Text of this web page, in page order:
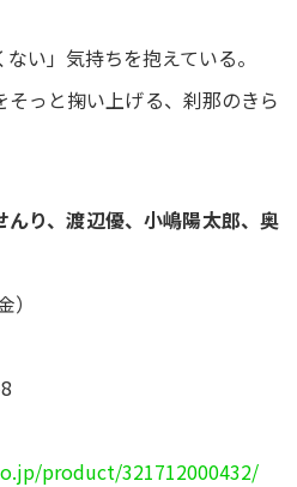
い」気持ちを抱えている。
っと掬い上げる、刹那のきら
んり、渡辺優、小嶋陽太郎、奥
product/321712000432/